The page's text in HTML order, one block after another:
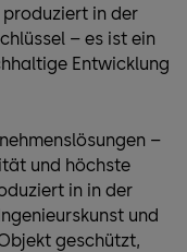
in der
– es ist ein
Entwicklung
–
und höchste
in in der
und
geschützt,